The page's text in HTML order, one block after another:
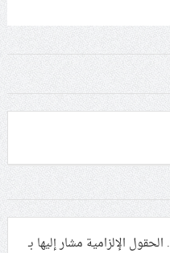
الحقول الإلزامية مشار إليها بـ